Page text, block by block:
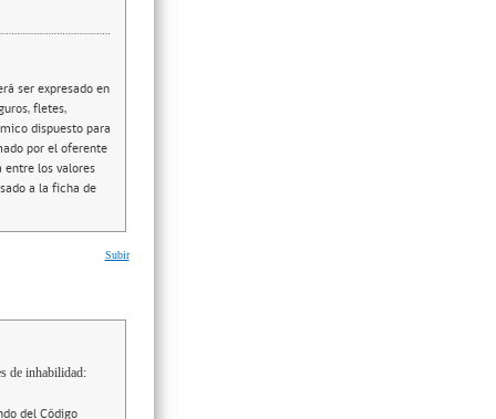
ser expresado en
fletes,
dispuesto para
por el oferente
entre los valores
a la ficha de
Subir
de inhabilidad:
del Código